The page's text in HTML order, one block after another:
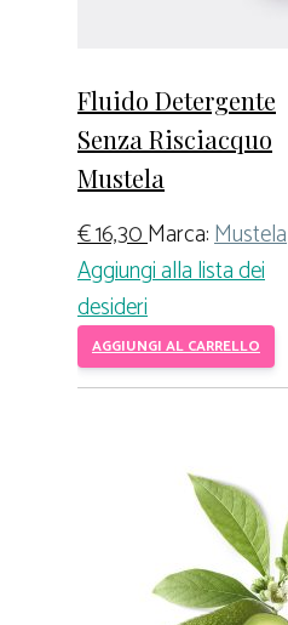
Fluido Detergente
Senza Risciacquo
Mustela
€16,30Marca:Mustela
Aggiungi alla lista dei
desideri
AGGIUNGI AL CARRELLO